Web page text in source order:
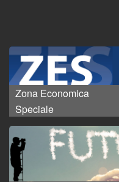
Zona Economica
Speciale